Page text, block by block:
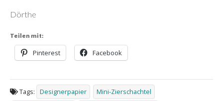
Dörthe
Teilen mit:
Pinterest Facebook
Tags: Designerpapier
Mini-Zierschachtel